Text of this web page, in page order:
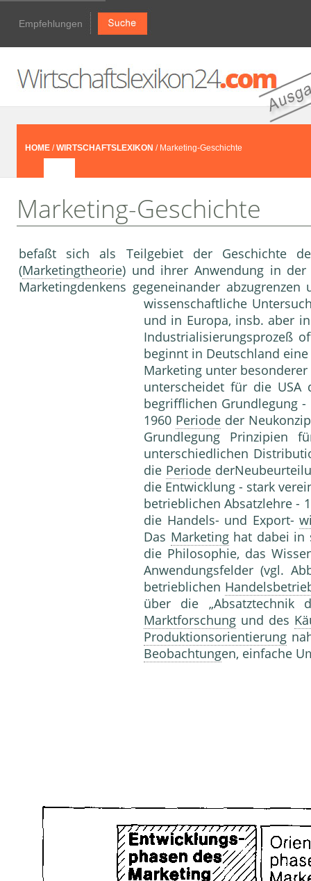
Empfehlungen
HOME /WIRTSCHAFTSLEXIKON / Marketing-Geschichte
Marketing-Geschichte
befaßt sich als Teilgebiet der Geschichte
(Marketingtheorie) und ihrer Anwendung in der
Marketingdenkens gegeneinander
wissenschaftliche
und in Europa, insb. aber
Industrialisierungs­prozeß
beginnt in Deutschland
Mar­keting unter
unterscheidet für die USA
begrifflichen Grundlegung
1960 Periode der
Grundlegung Prinzipien
unterschiedlichen
die Periode
die Entwick­lung - stark
betrieblichen Absatzlehre -
die Handels- und Export-
Das Marketinghat dabei in
die Philosophie, das
Anwendungs­felder (vgl.
betrieblichen
über die „Absatztechnik
Marktforschung und des
Produktionsorientierung
Beobachtungen, einfache